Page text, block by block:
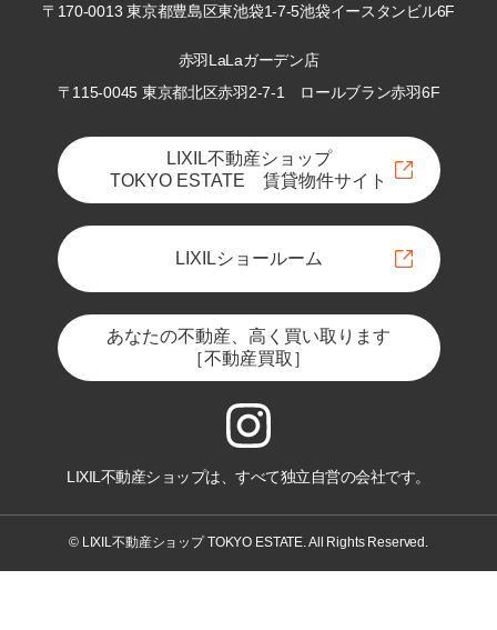
〒170-0013 東京都豊島区東池袋1-7-5池袋イースタンビル6F
赤羽LaLaガーデン店
〒115-0045 東京都北区赤羽2-7-1
ロールブラン赤羽6F
LIXIL不動産ショップ
TOKYO ESTATE 賃貸物件サイト
LIXILショールーム
あなたの不動産、高く買い取ります
［不動産買取］
LIXIL不動産ショップは、すべて独立自営の会社です。
© LIXIL不動産ショップ TOKYO ESTATE. All Rights Reserved.